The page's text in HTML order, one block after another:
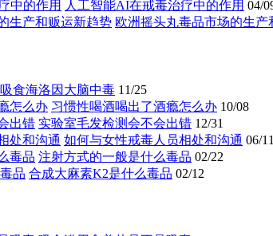
人工智能AI在戒毒治疗中的作用 04/
欧洲摇头丸毒品市场的生产
吸食海洛因大脑中毒 11/25
习惯性喝酒喝出了酒瘾怎么办 10/08
实验室毛发检测会不会出错 12/31
如何与女性戒毒人员相处和沟通 06/11
注射方式的一般是什么毒品 02/22
合成大麻素K2是什么毒品 02/12